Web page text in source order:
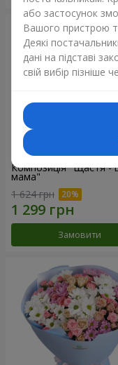
Композиція "Щастя -
мама"
1 624 грн
Замовити
або застосунок
Вашого пристрою
Деякі
дані на підставі
свій вибір пізніше